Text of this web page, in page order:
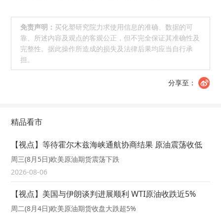
免责声明： 买化塑研究院力求使用信息的准确、数据的可
靠、所述内容及观点的客观公正，但不完全保证其准确性及
完整性。据此操作所造成的损失及法律后果均应当自行承
担。
分享至：
精品看市
【视点】等待霍尔木兹海峡通航协商结果 原油震荡收低
周三(8月5日)欧美原油期货震荡下跌
2026-08-06
【视点】美国与伊朗谈判进展顺利 WTI原油收跌近5%
周二(8月4日)欧美原油期货收盘大跌超5%